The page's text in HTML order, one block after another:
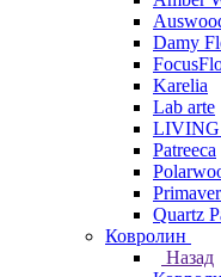
Damy
Karelia
Lab arte
LIVING
Patreeca
Quartz
Ковролин
Назад